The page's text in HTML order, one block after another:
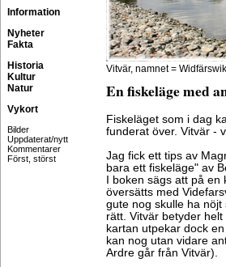
Information
Nyheter
Fakta
Historia
Kultur
Natur
Vykort
Bilder
Uppdaterat/nytt
Kommentarer
Först, störst
Vitvär, namnet =
En fiskeläge med
Fiskeläget som i dag
funderat över. Vitvär -
Jag fick ett tips av
bara ett fiskeläge" av
I boken sägs att på
översätts med
gute nog skulle ha
rätt. Vitvär betyder
kartan utpekar dock
kan nog utan vidare
Ardre går från Vitvär).